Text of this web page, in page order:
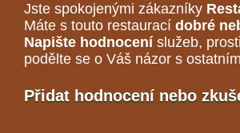
Jste spokojenými zákazníky
Máte s touto restaurací dobré
Napište hodnocení služeb,
podělte se o Váš názor s
Přidat hodnocení nebo